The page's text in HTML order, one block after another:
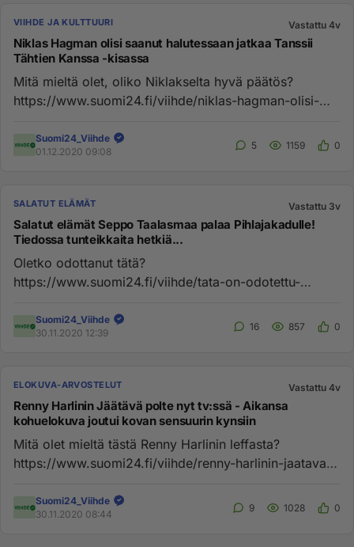
VIIHDE JA KULTTUURI Vastattu 4v
Niklas Hagman olisi saanut halutessaan jatkaa Tanssii
Tähtien Kanssa -kisassa
Mitä mieltä olet, oliko Niklakselta hyvä päätös?
https://www.suomi24.fi/viihde/niklas-hagman-olisi-
Suomi24_Viihde
01.12.2020 09:08
5 1159 0
SALATUT ELÄMÄT Vastattu 3v
Salatut elämät Seppo Taalasmaa palaa Pihlajakadulle!
Tiedossa tunteikkaita hetkiä...
Oletko odottanut tätä?
https://www.suomi24.fi/viihde/tata-on-odotettu-
Suomi24_Viihde
30.11.2020 12:39
16 857 0
ELOKUVA-ARVOSTELUT Vastattu 4v
Renny Harlinin Jäätävä polte nyt tv:ssä - Aikansa
kohuelokuva joutui kovan sensuurin kynsiin
Mitä olet mieltä tästä Renny Harlinin leffasta?
https://www.suomi24.fi/viihde/renny-harlinin-jaatava-
Suomi24_Viihde
30.11.2020 08:44
9 1028 0